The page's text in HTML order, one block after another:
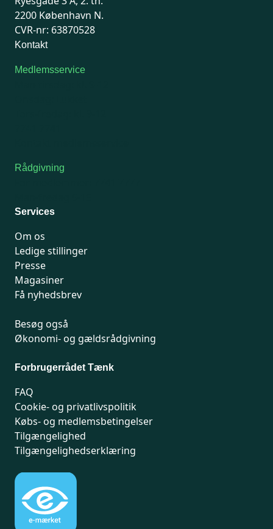
2200 København N.
CVR-nr: 63870528
Kontakt
Medlemsservice
Rådgivning
Services
Om os
Ledige stillinger
Presse
Magasiner
Få nyhedsbrev
Besøg også
Økonomi- og gældsrådgivning
Forbrugerrådet Tænk
FAQ
Cookie- og privatlivspolitik
Købs- og medlemsbetingelser
Tilgængelighed
Tilgængelighedserklæring